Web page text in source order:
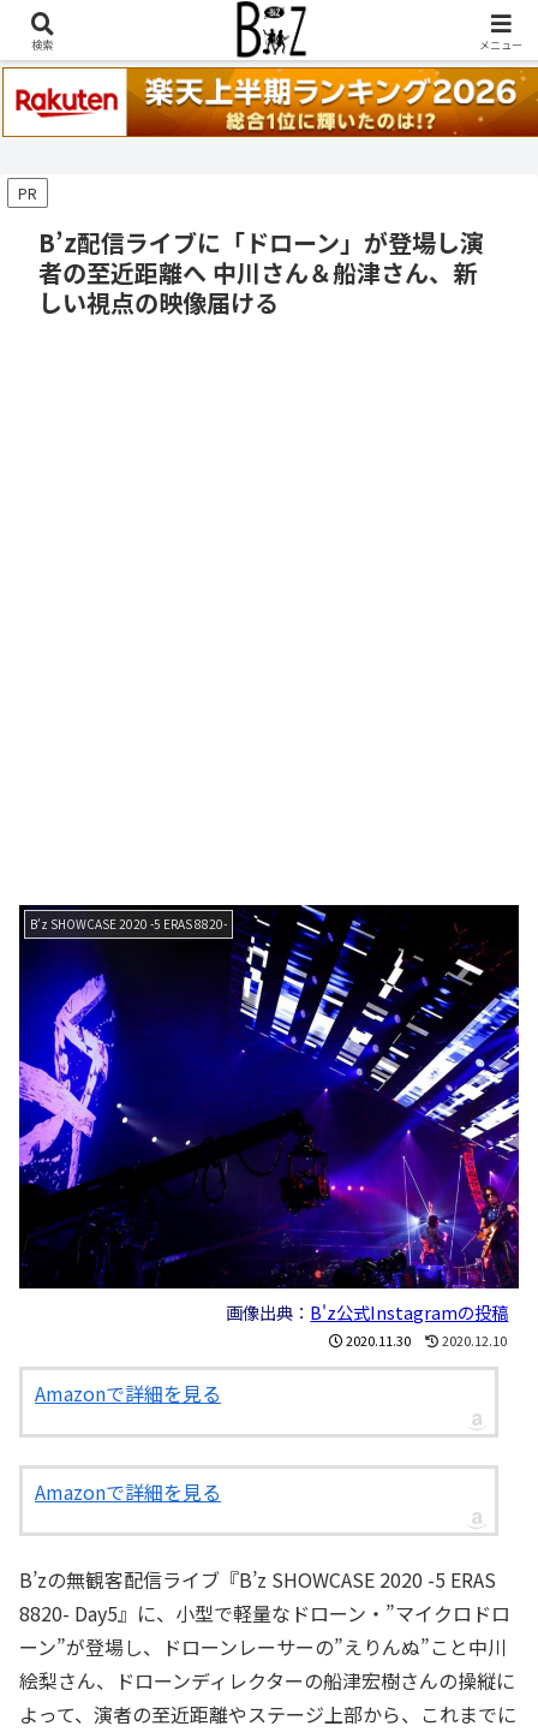
稲葉浩志『en-Zepp』『enⅣ』セトリ一覧はこちら
PR
B’z配信ライブに「ドローン」が登場し演
者の至近距離へ 中川さん＆船津さん、新
しい視点の映像届ける
B’z SHOWCASE 2020 -5 ERAS 8820-
画像出典： B'z公式Instagramの投稿
2020.11.30 2020.12.10
Amazonで詳細を見る
Amazonで詳細を見る
B’zの無観客配信ライブ『B’z SHOWCASE 2020 -5 ERAS
8820- Day5』に、小型で軽量なドローン・”マイクロドロ
ーン”が登場し、ドローンレーサーの”えりんぬ”こと中川
絵梨さん、ドローンディレクターの船津宏樹さんの操縦に
よって、演者の至近距離やステージ上部から、これまでに
検索 メニュー